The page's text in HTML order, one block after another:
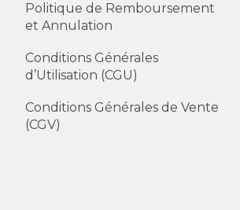
Politique de Remboursement
et Annulation
Conditions Générales
d’Utilisation (CGU)
Conditions Générales de Vente
(CGV)